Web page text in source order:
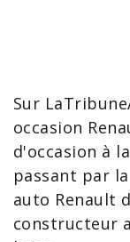
Sur
occasion
d'occasion à
passant par
auto Renault
constructeur